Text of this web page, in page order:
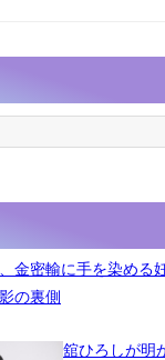
金密輸に手を染め
の裏側
舘ひろしが明